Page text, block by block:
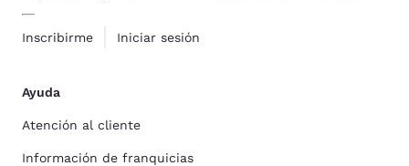
Inscribirme Iniciar sesión
Ayuda
Atención al cliente
Información de franquicias